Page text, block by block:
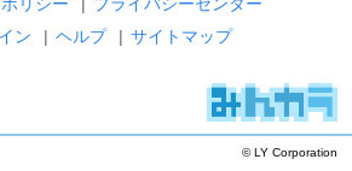
ン
| ヘルプ | サイトマップ
© LY Corporation